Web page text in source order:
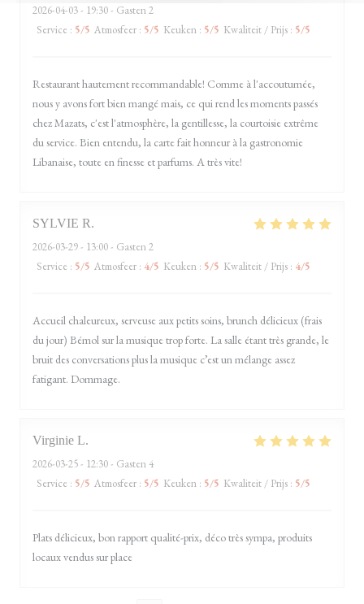
2026-04-03- 19:30 - Gasten 2
Service : 5/5 Atmosfeer : 5/5 Keuken : 5/5 Kwaliteit / Prijs : 5/5
Restaurant hautement recommandable! Comme à l'accoutumée,
nous y avons fort bien mangé mais, ce qui rend les moments passés
chez Mazats, c'est l'atmosphère, la gentillesse, la courtoisie extrême
du service. Bien entendu, la carte fait honneur à la gastronomie
Libanaise, toute en finesse et parfums. A très vite!
SYLVIE R
2026-03-29- 13:00 - Gasten 2
Service : 5/5 Atmosfeer : 4/5 Keuken : 5/5 Kwaliteit / Prijs : 4/5
Accueil chaleureux, serveuse aux petits soins, brunch délicieux (frais
du jour) Bémol sur la musique trop forte. La salle étant très grande, le
bruit des conversations plus la musique c’est un mélange assez
fatigant. Dommage.
Virginie L
2026-03-25- 12:30 - Gasten 4
Service : 5/5 Atmosfeer : 5/5 Keuken : 5/5 Kwaliteit / Prijs : 5/5
Plats délicieux, bon rapport qualité-prix, déco très sympa, produits
locaux vendus sur place